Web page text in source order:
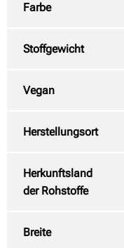
Farbe
Stoffgewicht
Vegan
Herstellungsort
Herkunftsland
der Rohstoffe
Breite